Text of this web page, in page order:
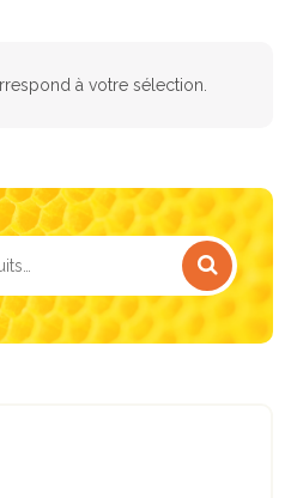
à votre sélection.